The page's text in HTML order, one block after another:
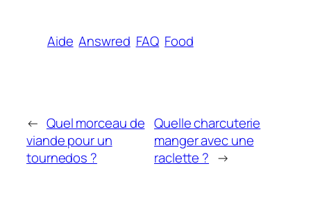
Aide Answred FAQ Food
← Quel morceau de
viande pour un
tournedos ?
Quelle charcuterie
manger avec une
raclette ? →